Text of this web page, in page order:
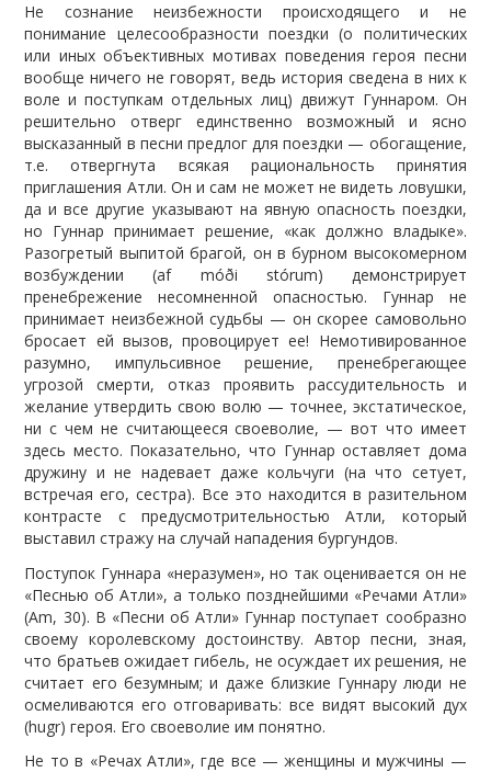
Не сознание неизбежности происходящего и не
понимание целесообразности поездки (о политических
или иных объективных мотивах поведения героя песни
вообще ничего не говорят, ведь история сведена в них к
воле и поступкам отдельных лиц) движут Гуннаром. Он
решительно отверг единственно возможный и ясно
высказанный в песни предлог для поездки — обогащение,
т.е. отвергнута всякая рациональность принятия
приглашения Атли. Он и сам не может не видеть ловушки,
да и все другие указывают на явную опасность поездки,
но Гуннар принимает решение, «как должно владыке».
Разогретый выпитой брагой, он в бурном высокомерном
возбуждении (af móði stórum) демонстрирует
пренебрежение несомненной опасностью. Гуннар не
принимает неизбежной судьбы — он скорее самовольно
бросает ей вызов, провоцирует ее! Немотивированное
разумно, импульсивное решение, пренебрегающее
угрозой смерти, отказ проявить рассудительность и
желание утвердить свою волю — точнее, экстатическое,
ни с чем не считающееся своеволие, — вот что имеет
здесь место. Показательно, что Гуннар оставляет дома
дружину и не надевает даже кольчуги (на что сетует,
встречая его, сестра). Все это находится в разительном
контрасте с предусмотрительностью Атли, который
выставил стражу на случай нападения бургундов.
Поступок Гуннара «неразумен», но так оценивается он не
«Песнью об Атли», а только позднейшими «Речами Атли»
(Am, 30). В «Песни об Атли» Гуннар поступает сообразно
своему королевскому достоинству. Автор песни, зная,
что братьев ожидает гибель, не осуждает их решения, не
считает его безумным; и даже близкие Гуннару люди не
осмеливаются его отговаривать: все видят высокий дух
(hugr) героя. Его своеволие им понятно.
Не то в «Речах Атли», где все — женщины и мужчины —